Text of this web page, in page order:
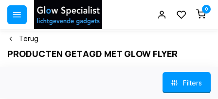
0
Terug
PRODUCTEN GETAGD MET GLOW FLYER
Filters